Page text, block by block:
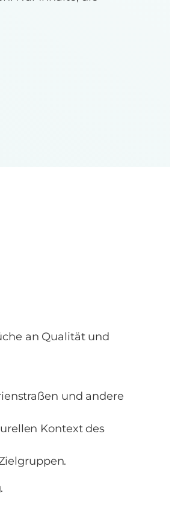
an Qualität und
und andere
Kontext des